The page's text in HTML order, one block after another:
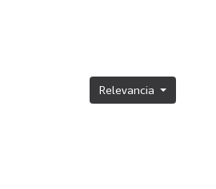
Relevancia